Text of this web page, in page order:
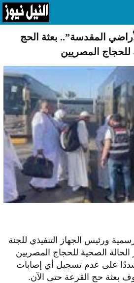
المقدسة”.. بعثة الحج
المصريين
ورئيس الجهاز التنفيذي للجنة
الحالة الصحية للحجاج المصريين
على عدم تسجيل أي إصابات
بعثة حج القرعة حتى الآن.